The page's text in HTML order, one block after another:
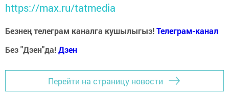
https://max.ru/tatmedia
Безнең телеграм каналга кушылыгыз!Телеграм-канал
Без "Дзен"да!Дзен
Перейти на страницу новости